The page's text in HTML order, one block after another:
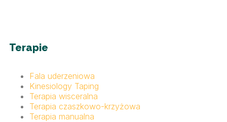
Terapie
Fala uderzeniowa
Kinesiology Taping
Terapia wisceralna
Terapia czaszkowo-krzyżowa
Terapia manualna